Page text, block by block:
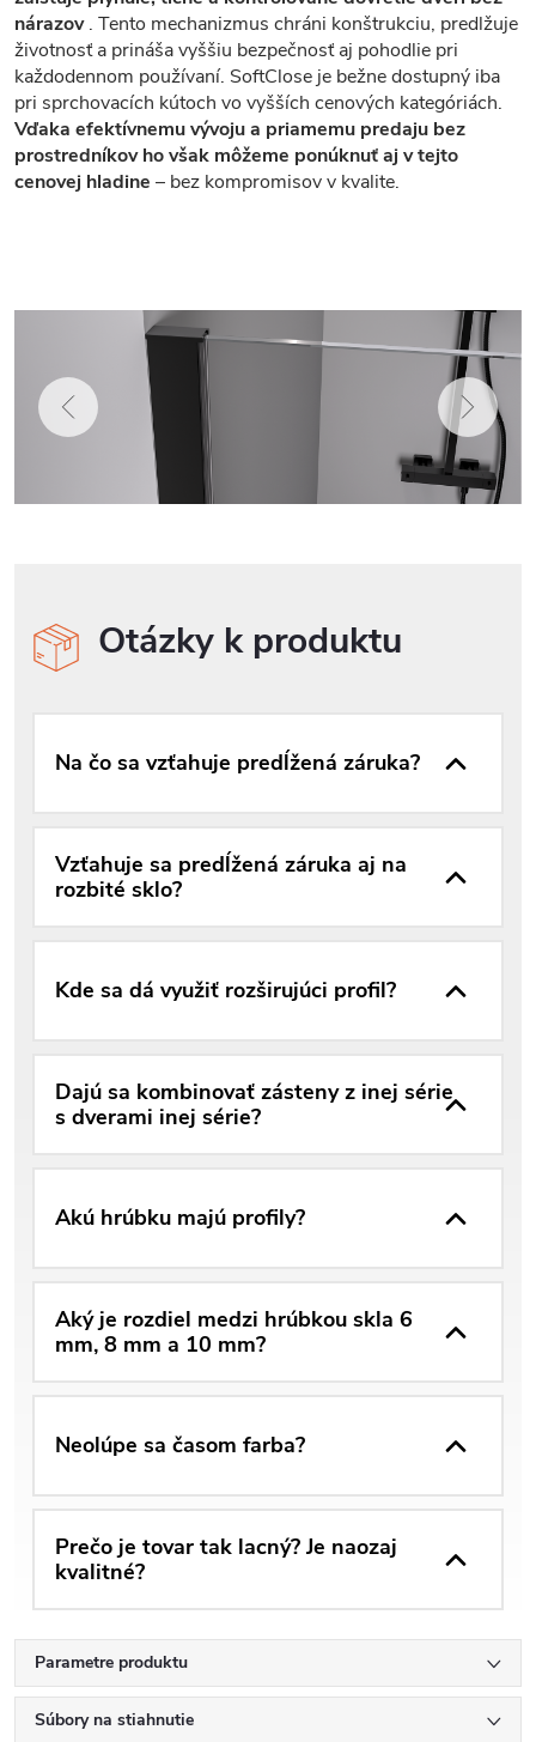
nárazov. Tento mechanizmus chráni konštrukciu, predlžuje
životnosť a prináša vyššiu bezpečnosť aj pohodlie pri
každodennom používaní. SoftClose je bežne dostupný iba
pri sprchovacích kútoch vo vyšších cenových kategóriách.
Vďaka efektívnemu vývoju a priamemu predaju bez
prostredníkov ho však môžeme ponúknuť aj v tejto
cenovej hladine – bez kompromisov v kvalite.
Otázky k produktu
Na čo sa vzťahuje predĺžená záruka?
Vzťahuje sa predĺžená záruka aj na
rozbité sklo?
Kde sa dá využiť rozširujúci profil?
Dajú sa kombinovať zásteny z inej série
s dverami inej série?
Akú hrúbku majú profily?
Aký je rozdiel medzi hrúbkou skla 6
mm, 8 mm a 10 mm?
Neolúpe sa časom farba?
Prečo je tovar tak lacný? Je naozaj
kvalitné?
Parametre produktu
Súbory na stiahnutie